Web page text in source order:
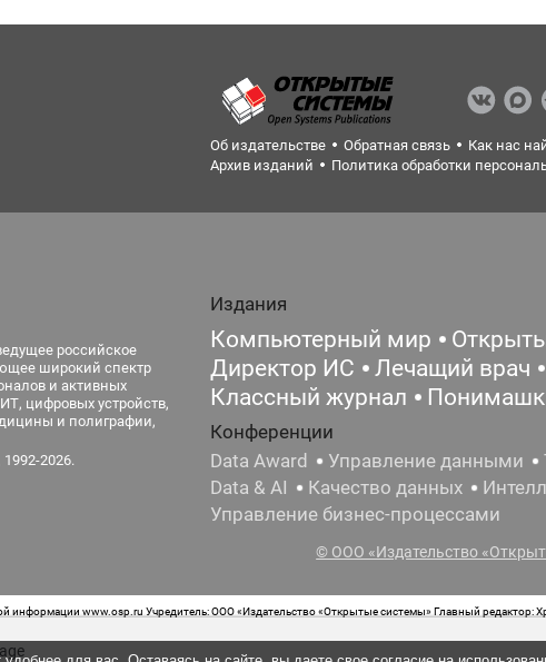
Об издательстве Обратная связь Как нас
Архив изданий
Политика обработки
российское
широкий спектр
и активных
цифровых устройств,
и полиграфии,
2026.
Издания
Компьютерный мир
Директор ИС
Лечащий врач
Классный журнал
Конференции
Data Award
Управление данными
Data & AI
Качество данных
Управление бизнес-процессами
© ООО «Издательство
информации www.osp.ru Учредитель: ООО «Издательство «Открытые системы» Главный редактор: